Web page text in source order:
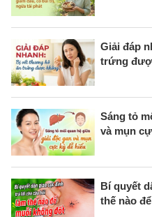
Giải đáp
trứng
Sáng tỏ
và mụn
Bí quyết
thế nào